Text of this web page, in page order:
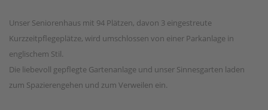
Unser Seniorenhaus mit 94 Plätzen, davon 3 eingestreute
Kurzzeitpflegeplätze, wird umschlossen von einer Parkanlage in
englischem Stil.
Die liebevoll gepflegte Gartenanlage und unser Sinnesgarten laden
zum Spazierengehen und zum Verweilen ein.